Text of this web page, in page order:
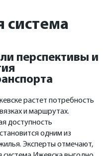
система
перспективы и
растет потребность
и маршрутах.
доступность
одним из
Эксперты отмечают,